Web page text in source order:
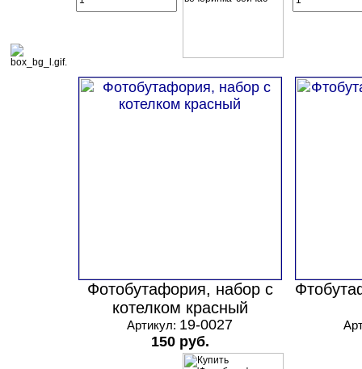
Фотобутафория, набор с
котелком красный
Артикул: 19-0027
150 руб.